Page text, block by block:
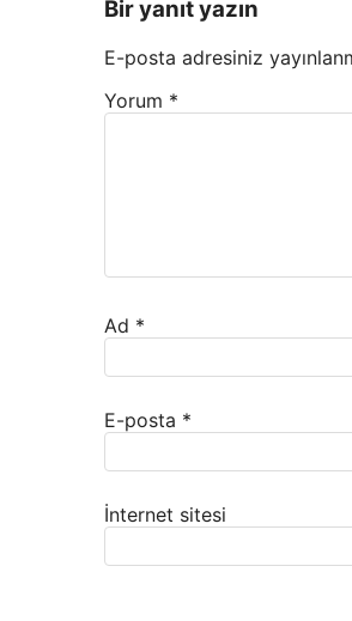
Bir yanıt yazın
E-posta adresiniz
Yorum *
Ad *
E-posta *
İnternet sitesi